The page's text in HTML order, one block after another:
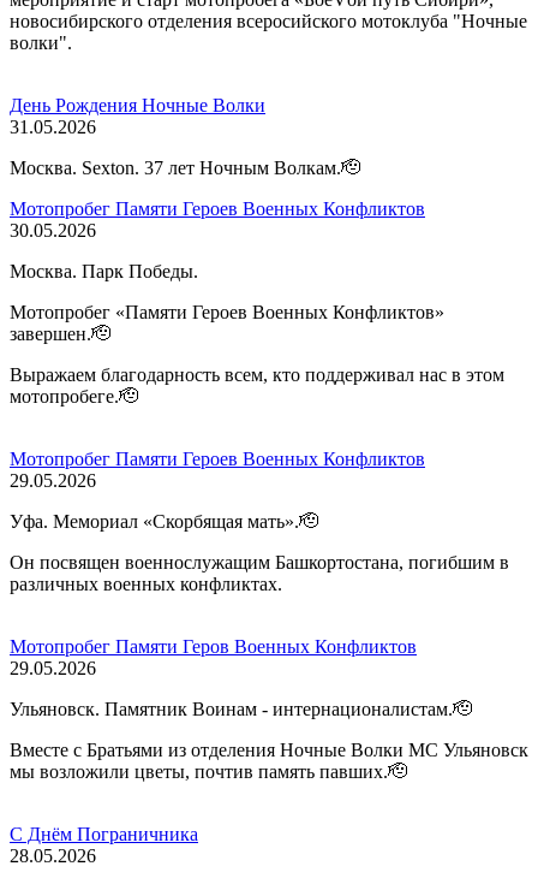
новосибирского отделения всеросийского мотоклуба "Ночные
волки".
День Рождения Ночные Волки
31.05.2026
Москва. Sexton. 37 лет Ночным Волкам.🫡
Мотопробег Памяти Героев Военных Конфликтов
30.05.2026
Москва. Парк Победы.
Мотопробег «Памяти Героев Военных Конфликтов»
завершен.🫡
Выражаем благодарность всем, кто поддерживал нас в этом
мотопробеге.🫡
Мотопробег Памяти Героев Военных Конфликтов
29.05.2026
Уфа. Мемориал «Скорбящая мать».🫡
Он посвящен военнослужащим Башкортостана, погибшим в
различных военных конфликтах.
Мотопробег Памяти Геров Военных Конфликтов
29.05.2026
Ульяновск. Памятник Воинам - интернационалистам.🫡
Вместе с Братьями из отделения Ночные Волки МС Ульяновск
мы возложили цветы, почтив память павших.🫡
С Днём Пограничника
28.05.2026